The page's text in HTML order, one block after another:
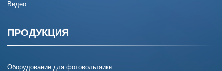
Видео
ПРОДУКЦИЯ
Оборудование для фотовольтаики